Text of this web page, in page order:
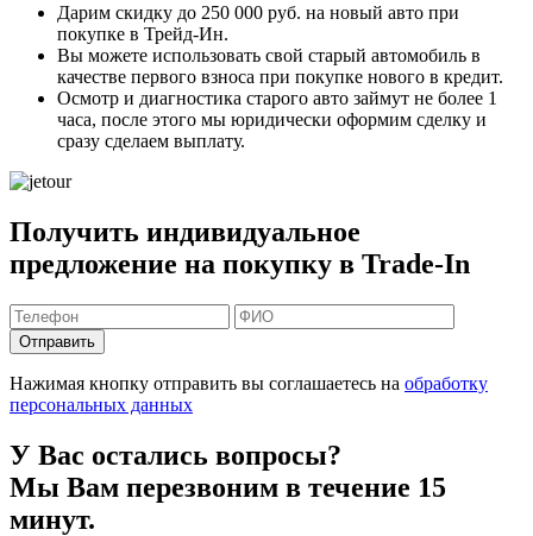
Дарим скидку до 250 000 руб. на новый авто при
покупке в Трейд-Ин.
Вы можете использовать свой старый автомобиль в
качестве первого взноса при покупке нового в кредит.
Осмотр и диагностика старого авто займут не более 1
часа, после этого мы юридически оформим сделку и
сразу сделаем выплату.
Получить индивидуальное
предложение на покупку в Trade-In
Отправить
Нажимая кнопку отправить вы соглашаетесь на обработку
персональных данных
У Вас остались вопросы?
Мы Вам перезвоним в течение 15
минут.